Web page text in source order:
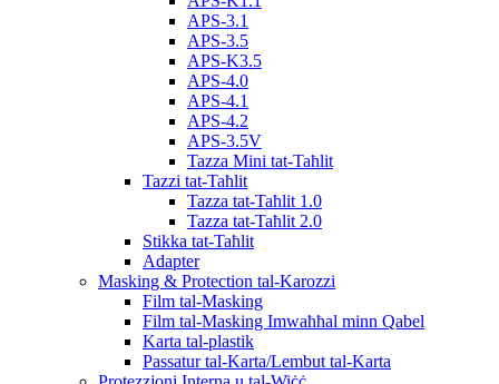
APS-3.1
APS-3.5
APS-K3.5
APS-4.0
APS-4.1
APS-4.2
APS-3.5V
Tazza Mini tat-Taħlit
Tazzi tat-Taħlit
Tazza tat-Taħlit 1.0
Tazza tat-Taħlit 2.0
Stikka tat-Taħlit
Adapter
Masking & Protection tal-Karozzi
Film tal-Masking
Film tal-Masking Imwaħħal minn Qabel
Karta tal-plastik
Passatur tal-Karta/Lembut tal-Karta